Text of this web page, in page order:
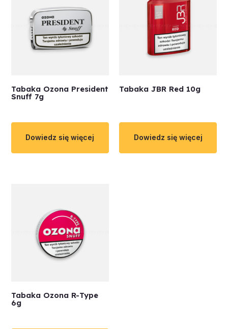
Tabaka Ozona President
Snuff 7g
Dowiedz się więcej
Tabaka JBR Red 10g
Dowiedz się więcej
Tabaka Ozona R-Type
6g